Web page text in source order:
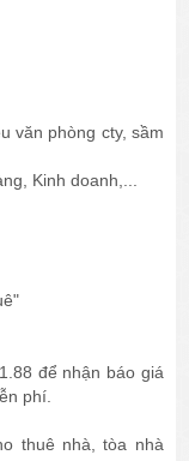
văn phòng cty, sầm
Kinh doanh,...
để nhận báo giá
phí.
thuê nhà, tòa nhà